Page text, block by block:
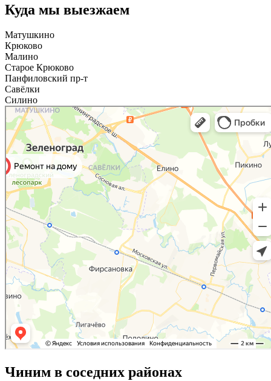
Куда мы выезжаем
Матушкино
Крюково
Малино
Старое Крюково
Панфиловский пр-т
Савёлки
Силино
Чиним в соседних районах